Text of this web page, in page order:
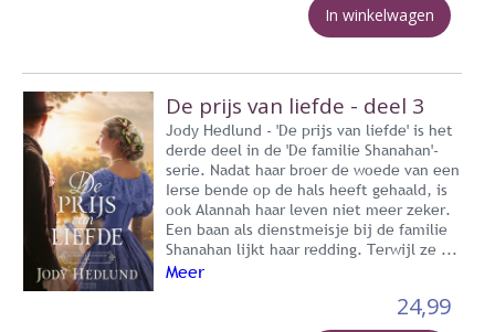
In winkelwagen
De prijs van liefde - deel 3
Jody Hedlund - 'De prijs van liefde' is het
derde deel in de 'De familie Shanahan'-
serie. Nadat haar broer de woede van een
Ierse bende op de hals heeft gehaald, is
ook Alannah haar leven niet meer zeker.
Een baan als dienstmeisje bij de familie
Shanahan lijkt haar redding. Terwijl ze ...
Meer
24,99